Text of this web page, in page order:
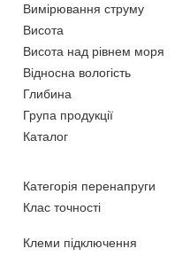
Вимірювання струму
Висота
Висота над рівнем моря
Відносна вологість
Глибина
Група продукції
Каталог
Категорія перенапруги
Клас точності
Клеми підключення